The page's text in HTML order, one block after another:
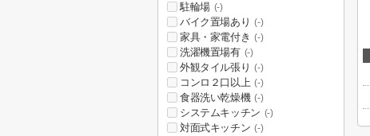
駐輪場 (-)
バイク置場あり (-)
家具・家電付き (-)
洗濯機置場有 (-)
外観タイル張り (-)
コンロ２口以上 (-)
食器洗い乾燥機 (-)
システムキッチン (-)
対面式キッチン (-)